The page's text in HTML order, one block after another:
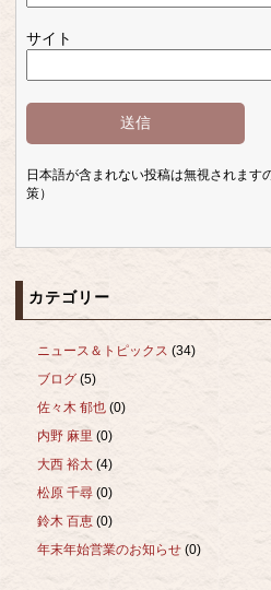
サイト
日本語が含まれない投稿は無視されます
策）
カテゴリー
ニュース＆トピックス (34)
ブログ (5)
佐々木 郁也 (0)
内野 麻里 (0)
大西 裕太 (4)
松原 千尋 (0)
鈴木 百恵 (0)
年末年始営業のお知らせ (0)